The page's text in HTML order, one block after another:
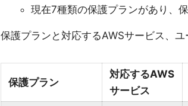
現在7種類の保護プランがあり、
保護プランと対応するAWSサービス、ユ
保護プラン
対応するAWS
サービス